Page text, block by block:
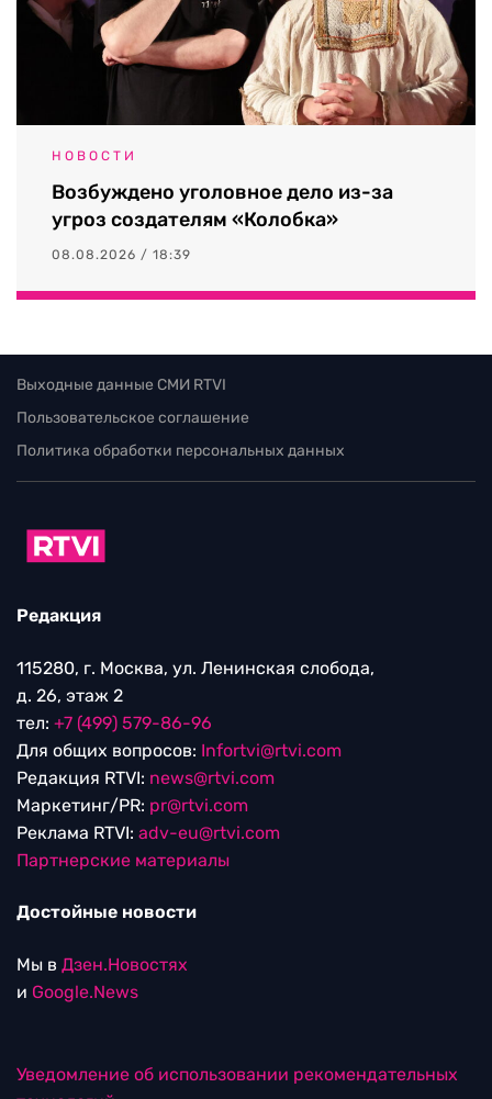
НОВОСТИ
Возбуждено уголовное дело из-за
угроз создателям «Колобка»
08.08.2026 / 18:39
Выходные данные СМИ RTVI
Пользовательское соглашение
Политика обработки персональных данных
Редакция
115280, г. Москва, ул. Ленинская слобода,
д. 26, этаж 2
тел: +7 (499) 579-86-96
Для общих вопросов: Infortvi@rtvi.com
Редакция RTVI: news@rtvi.com
Маркетинг/PR: pr@rtvi.com
Реклама RTVI: adv-eu@rtvi.com
Партнерские материалы
Достойные новости
Мы в Дзен.Новостях
и Google.News
Уведомление об использовании рекомендательных